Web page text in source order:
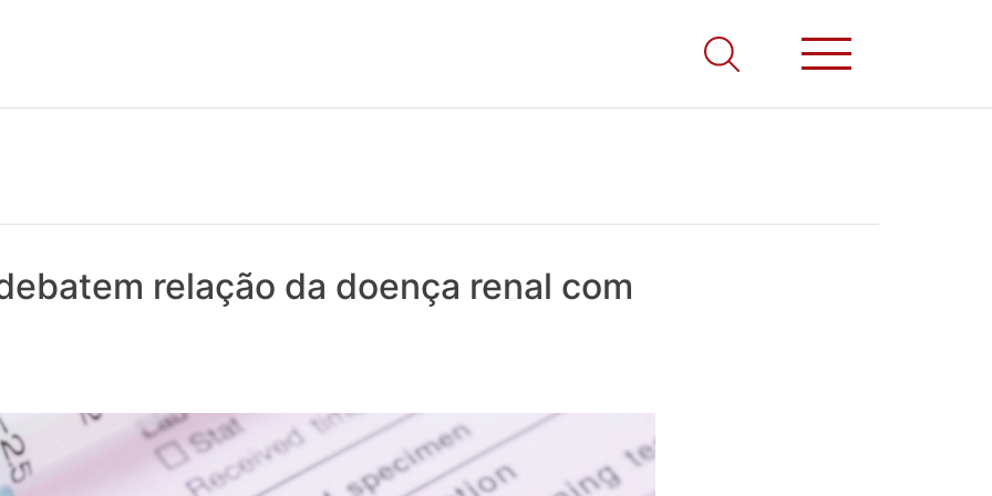
realmente contam! Tudo o que se passa na Saúde!
relação da doença renal com